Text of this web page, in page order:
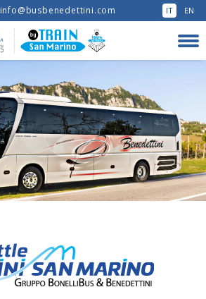
info@busbenedettini.com IT EN